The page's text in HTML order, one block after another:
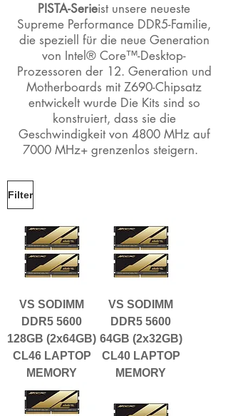
PISTA-Serieist unsere neueste
Supreme Performance DDR5-Familie,
die speziell für die neue Generation
von Intel® Core™-Desktop-
Prozessoren der 12. Generation und
Motherboards mit Z690-Chipsatz
entwickelt wurde Die Kits sind so
konstruiert, dass sie die
Geschwindigkeit von 4800 MHz auf
7000 MHz+ grenzenlos steigern.
Filter
VS SODIMM
DDR5 5600
128GB (2x64GB)
CL46 LAPTOP
MEMORY
VS SODIMM
DDR5 5600
64GB (2x32GB)
CL40 LAPTOP
MEMORY